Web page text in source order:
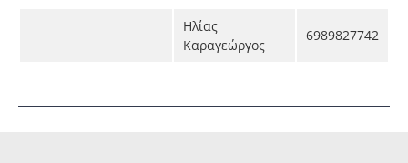
Ηλίας
Καραγεώργος
6989827742